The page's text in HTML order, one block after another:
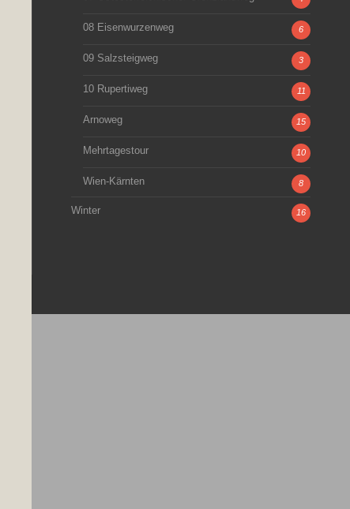
08 Eisenwurzenweg 6
09 Salzsteigweg 3
10 Rupertiweg 11
Arnoweg 15
Mehrtagestour 10
Wien-Kärnten 8
Winter 16